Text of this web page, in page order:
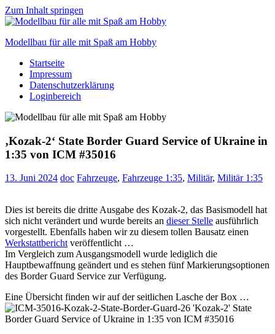
Zum Inhalt springen
Modellbau für alle mit Spaß am Hobby
Scale
modelling
to
Startseite
Impressum
Datenschutzerklärung
Loginbereich
‚Kozak-2‘ State Border Guard Service of Ukraine in
1:35 von ICM #35016
13. Juni 2024 doc Fahrzeuge, Fahrzeuge 1:35, Militär, Militär 1:35
Dies ist bereits die dritte Ausgabe des Kozak-2, das Basismodell hat
sich nicht verändert und wurde bereits an dieser Stelle ausführlich
vorgestellt. Ebenfalls haben wir zu diesem tollen Bausatz einen
Werkstattberichtveröffentlicht …
Im Vergleich zum Ausgangsmodell wurde lediglich die
Hauptbewaffnung geändert und es stehen fünf Markierungsoptionen
des Border Guard Service zur Verfügung.
Eine Übersicht finden wir auf der seitlichen Lasche der Box …